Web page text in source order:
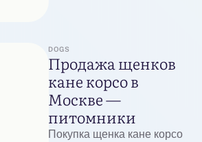
DOGS
Продажа щенков
кане корсо в
Москве —
питомники
Покупка щенка кане корсо